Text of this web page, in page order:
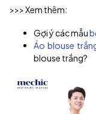
>>> Xem thêm:
Gợi ý các mẫu
Áo blouse
blouse trắng?